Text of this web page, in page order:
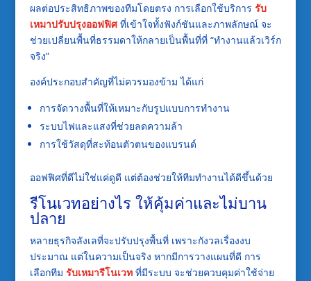
ผลต่อประสิทธิภาพของทีมโดยตรง การเลือกใช้บริการ รับ
เหมาปรับปรุงออฟฟิศที่เข้าใจทั้งฟังก์ชันและภาพลักษณ์ จะ
ช่วยเปลี่ยนพื้นที่ธรรมดาให้กลายเป็นพื้นที่ที่ “ทำงานแล้วเวิร์ก
จริง”
องค์ประกอบสำคัญที่ไม่ควรมองข้าม ได้แก่
การจัดวางพื้นที่ให้เหมาะกับรูปแบบการทำงาน
ระบบไฟและแสงที่ช่วยลดความล้า
การใช้วัสดุที่สะท้อนตัวตนของแบรนด์
ออฟฟิศที่ดีไม่ใช่แค่ดูดี แต่ต้องช่วยให้ทีมทำงานได้ดีขึ้นด้วย
รีโนเวทอย่างไร ให้คุ้มค่าและไม่บาน
ปลาย
หลายธุรกิจลังเลที่จะปรับปรุงพื้นที่ เพราะกังวลเรื่องงบ
ประมาณ แต่ในความเป็นจริง หากมีการวางแผนที่ดี การ
เลือกทีม รับเหมารีโนเวทที่มีระบบ จะช่วยควบคุมค่าใช้จ่าย